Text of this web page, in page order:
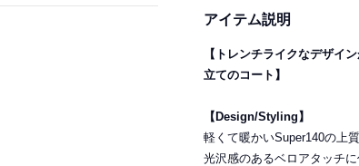
アイテム説明
【トレンチライクなデザイ
立てのコート】
【Design/Styling】
軽くて暖かいSuper140の上
光沢感のあるベロアタッチ